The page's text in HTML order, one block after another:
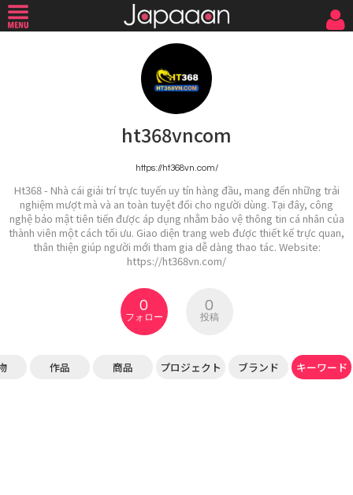
ht368vncom
https://ht368vn.com/
Ht368 - Nhà cái giải trí trực tuyến uy tín hàng đầu, mang đến những trải
nghiệm mượt mà và an toàn tuyệt đối cho người dùng. Tại đây, công
nghệ bảo mật tiên tiến được áp dụng nhằm bảo vệ thông tin cá nhân của
thành viên một cách tối ưu. Giao diện trang web được thiết kế trực quan,
thân thiện giúp người mới tham gia dễ dàng thao tác. Website:
https://ht368vn.com/
0
フォロー
0
投稿
作品 商品 プロジェクト ブランド キーワード